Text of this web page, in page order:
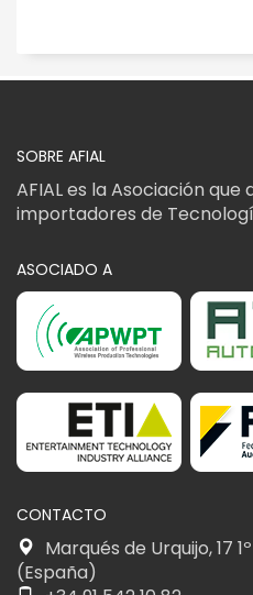
SOBRE AFIAL
AFIAL es la Asociación
importadores de
ASOCIADO A
CONTACTO
Marqués de Urquijo, 17
(España)